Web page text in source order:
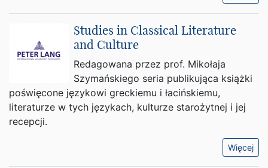
Studies in Classical Literature
and Culture
Redagowana przez prof. Mikołaja
Szymańskiego seria publikująca książki
poświęcone językowi greckiemu i łacińskiemu,
literaturze w tych językach, kulturze starożytnej i jej
recepcji.
Więcej